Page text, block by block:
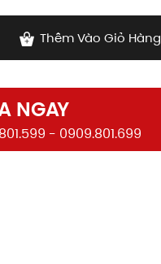
Thêm Vào Giỏ Hàng
NGAY
- 0909.801.699